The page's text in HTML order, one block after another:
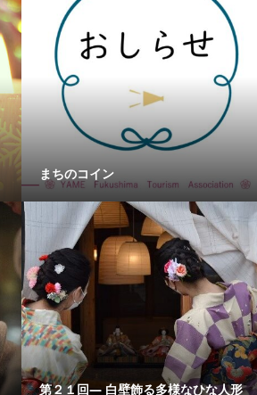
まちのコイン
第２１回― 白壁飾る多様なひな人形